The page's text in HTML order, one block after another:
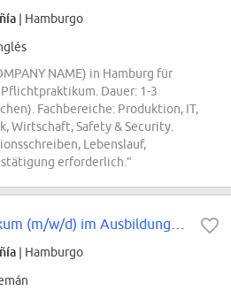
| Hamburgo
NAME) in Hamburg für
Dauer: 1-3
Fachbereiche: Produktion, IT,
Wirtschaft, Safety & Security.
Lebenslauf,
erforderlich.”
| Hamburgo